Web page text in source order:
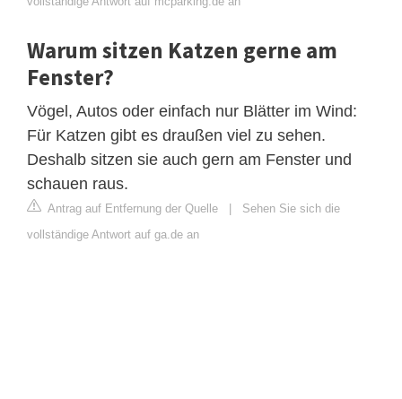
Warum sitzen Katzen gerne am
Fenster?
Vögel, Autos oder einfach nur Blätter im Wind:
Für Katzen gibt es draußen viel zu sehen.
Deshalb sitzen sie auch gern am Fenster und
schauen raus.
Antrag auf Entfernung der Quelle | Sehen Sie sich die
vollständige Antwort auf ga.de an